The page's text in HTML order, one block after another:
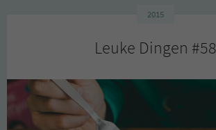
2015
Leuke Dingen #58